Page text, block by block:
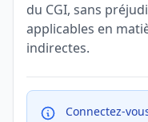
du CGI, sans
applicables en
indirectes.
Connectez-